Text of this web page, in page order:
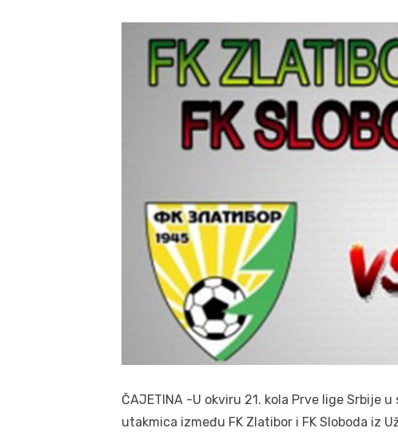
ČAJETINA -U okviru 21. kola Prve lige Srbije
utakmica između FK Zlatibor i FK Sloboda iz